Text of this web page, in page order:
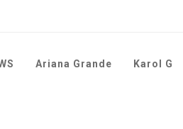
Ariana Grande Karol G